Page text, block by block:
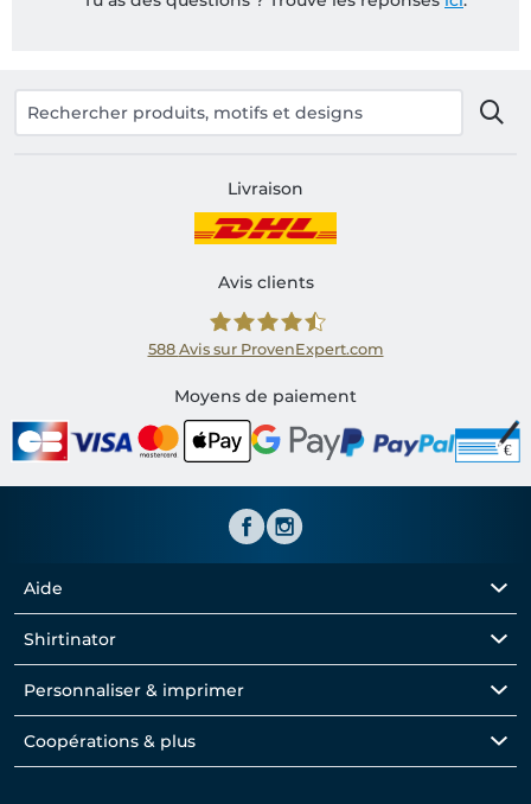
Livraison
Avis clients
Shirtinator FR
588 Avis sur ProvenExpert.com
Moyens de paiement
Aide
Shirtinator
Personnaliser & imprimer
Coopérations & plus